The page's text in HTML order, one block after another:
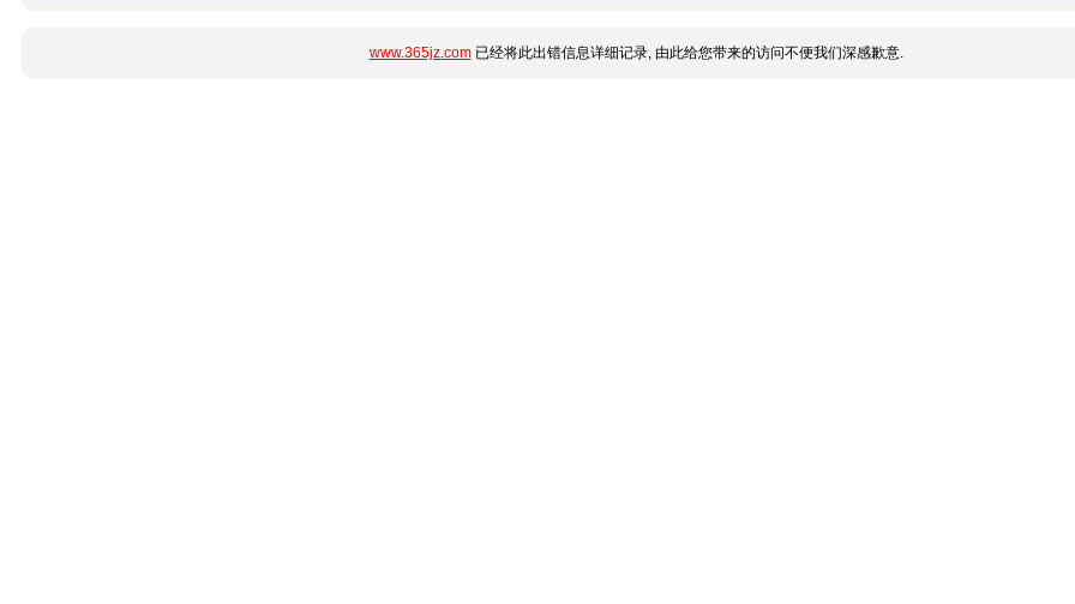
www.365jz.com已经将此出错信息详细记录, 由此给您带来的访问不便我们深感歉意.